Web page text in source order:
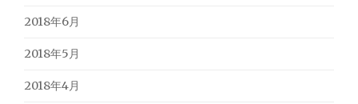
2018年6月
2018年5月
2018年4月